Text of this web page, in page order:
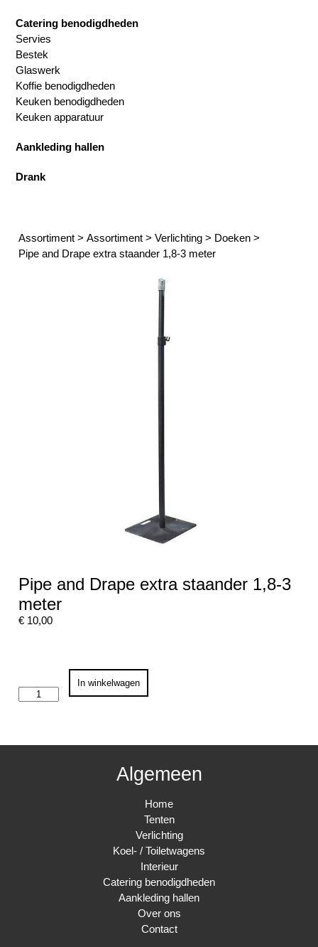
Catering benodigdheden
Servies
Bestek
Glaswerk
Koffie benodigdheden
Keuken benodigdheden
Keuken apparatuur
Aankleding hallen
Drank
Assortiment >Assortiment >Verlichting > Doeken >
Pipe and Drape extra staander 1,8-3 meter
Pipe and Drape extra staander 1,8-3
meter
€ 10,00
Drape
In winkelwagen
Algemeen
Home
Tenten
Verlichting
Koel- / Toiletwagens
Interieur
Catering benodigdheden
Aankleding hallen
Over ons
Contact